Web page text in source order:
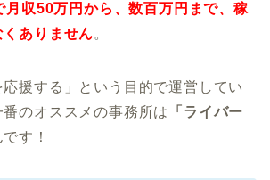
月収50万円から、数百万円まで、稼
ありません。
応援する」という目的で運営してい
のオススメの事務所は
「ライバー
す！